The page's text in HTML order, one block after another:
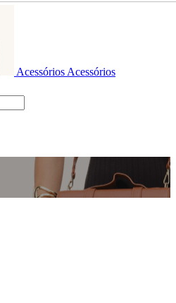
Acessórios Acessórios